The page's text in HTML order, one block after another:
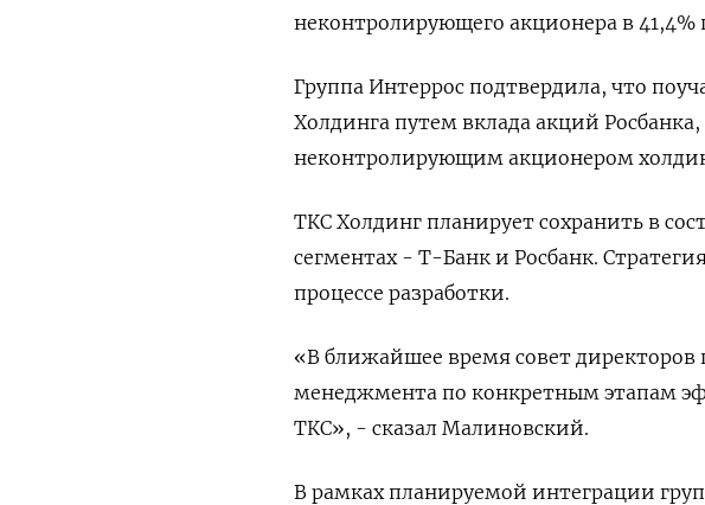
неконтролирующего акционера в
Группа Интеррос подтвердила, что
Холдинга путем вклада акций
неконтролирующим акционером
ТКС Холдинг планирует сохранить в
сегментах - Т-Банк и Росбанк.
процессе разработки.
«В ближайшее время совет
менеджмента по конкретным этапам
ТКС», - сказал Малиновский.
В рамках планируемой интеграции